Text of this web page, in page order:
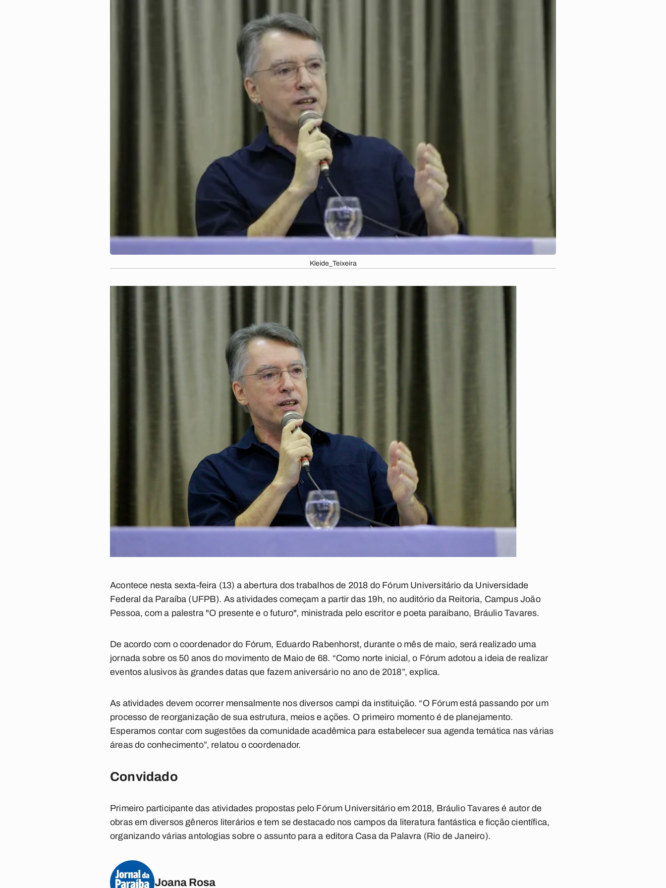
Kleide_Teixeira
Acontece nesta sexta-feira (13) a abertura dos trabalhos de 2018 do Fórum Universitário da Universidade
Federal da Paraíba (UFPB). As atividades começam a partir das 19h, no auditório da Reitoria, Campus João
Pessoa, com a palestra "O presente e o futuro", ministrada pelo escritor e poeta paraibano, Bráulio Tavares.
De acordo com o coordenador do Fórum, Eduardo Rabenhorst, durante o mês de maio, será realizado uma
jornada sobre os 50 anos do movimento de Maio de 68. “Como norte inicial, o Fórum adotou a ideia de realizar
eventos alusivos às grandes datas que fazem aniversário no ano de 2018”, explica.
As atividades devem ocorrer mensalmente nos diversos campi da instituição. “O Fórum está passando por um
processo de reorganização de sua estrutura, meios e ações. O primeiro momento é de planejamento.
Esperamos contar com sugestões da comunidade acadêmica para estabelecer sua agenda temática nas várias
áreas do conhecimento”, relatou o coordenador.
Convidado
Primeiro participante das atividades propostas pelo Fórum Universitário em 2018, Bráulio Tavares é autor de
obras em diversos gêneros literários e tem se destacado nos campos da literatura fantástica e ficção científica,
organizando várias antologias sobre o assunto para a editora Casa da Palavra (Rio de Janeiro).
Joana Rosa